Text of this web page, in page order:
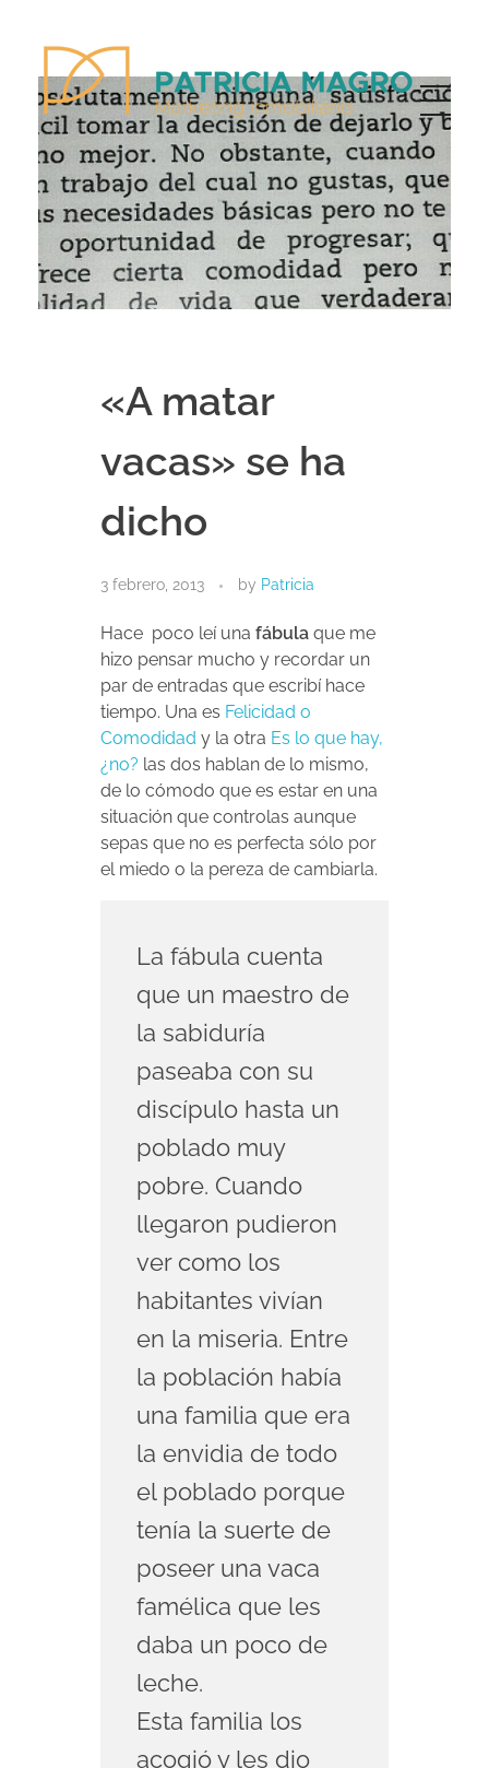
Patricia Magro - Comunicación y marketing inmobiliario
Aunque nunca me callo, guardo un par de secretos
«A matar
vacas» se ha
dicho
3 febrero, 2013 by Patricia
Hace poco leí una fábulaque me
hizo pensar mucho y recordar un
par de entradas que escribí hace
tiempo. Una es Felicidad o
Comodidad y la otra Es lo que hay,
¿no? las dos hablan de lo mismo,
de lo cómodo que es estar en una
situación que controlas aunque
sepas que no es perfecta sólo por
el miedo o la pereza de cambiarla.
La fábula cuenta
que un maestro de
la sabiduría
paseaba con su
discípulo hasta un
poblado muy
pobre. Cuando
llegaron pudieron
ver como los
habitantes vivían
en la miseria. Entre
la población había
una familia que era
la envidia de todo
el poblado porque
tenía la suerte de
poseer una vaca
famélica que les
daba un poco de
leche.
Esta familia los
acogió y les dio